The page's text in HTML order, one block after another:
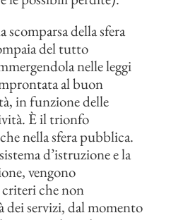
scomparsa della sfera
del tutto
nelle leggi
al buon
in funzione delle
È il trionfo
nella sfera pubblica.
d’istruzione e la
vengono
criteri che non
servizi, dal momento